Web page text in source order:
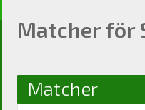
Matcher för
Matcher